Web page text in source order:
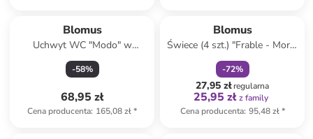
Blomus
Uchwyt WC "Modo" w
kolorze szarym na papier
toaletowy - 13 x 9 cm
-58%
68,95 zł
Cena producenta: 165,08 zł*
Blomus
Świece (4 szt.) "Frable - Mora"
w kolorze kremowym - wys. 3
cm
-72%
27,95 złregularna
25,95 zł z family
Cena producenta: 95,48 zł*